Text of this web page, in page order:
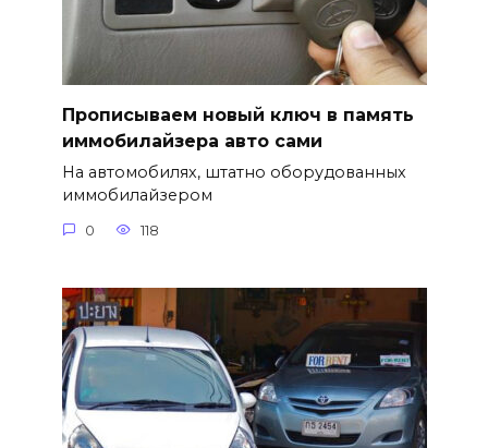
Прописываем новый ключ в память
иммобилайзера авто сами
На автомобилях, штатно оборудованных
иммобилайзером
0 118